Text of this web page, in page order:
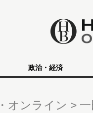
政治・経済
オンライン